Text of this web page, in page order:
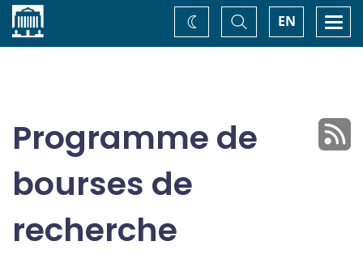
Accueil EN
Basculer
la
recherche
Changez
de
Programme de
bourses de
recherche